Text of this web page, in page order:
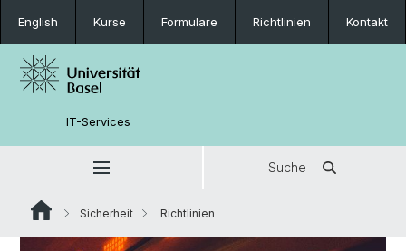
English Kurse Formulare Richtlinien Kontakt
IT-Services
Suche
Sicherheit Richtlinien